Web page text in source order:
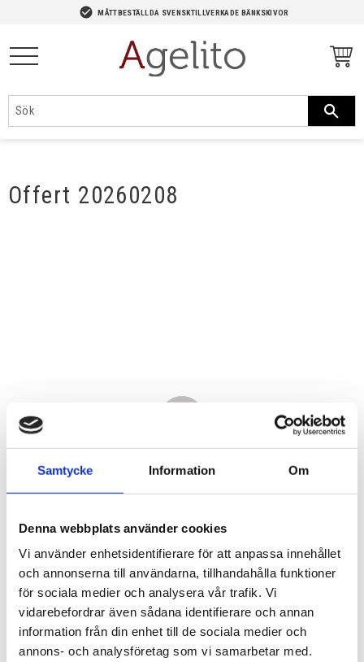
Samtycke Information Om
Denna webbplats använder cookies
Vi använder enhetsidentifierare för att anpassa innehållet
och annonserna till användarna, tillhandahålla funktioner
för sociala medier och analysera vår trafik. Vi
vidarebefordrar även sådana identifierare och annan
information från din enhet till de sociala medier och
annons- och analysföretag som vi samarbetar med.
check_circle MÅTTBESTÄLLDA SVENSKTILLVERKADE BÄNKSKIVOR
Offert 20260208
30 790,00KR